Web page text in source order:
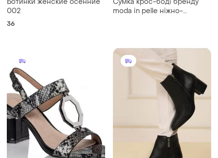
Ботинки женские осенние
002
36
Сумка крос-боді бренду
moda in pelle ніжно-